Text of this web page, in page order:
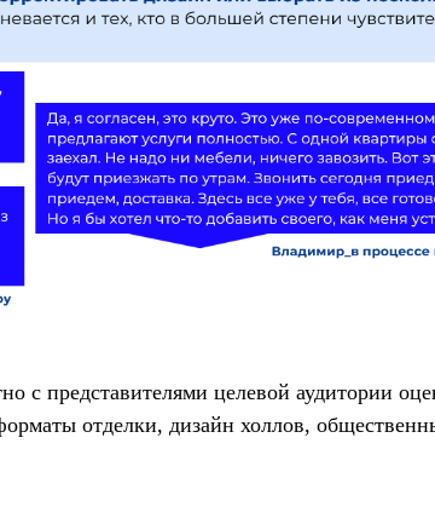
с представителями целевой аудитории
отделки, дизайн холлов,